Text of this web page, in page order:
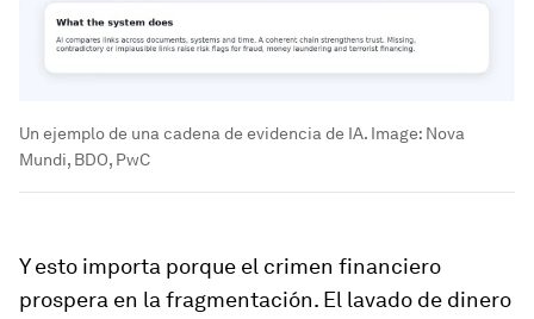
Un ejemplo de una cadena de evidencia de IA. Image: Nova
Mundi, BDO, PwC
Y esto importa porque el crimen financiero
prospera en la fragmentación. El lavado de dinero